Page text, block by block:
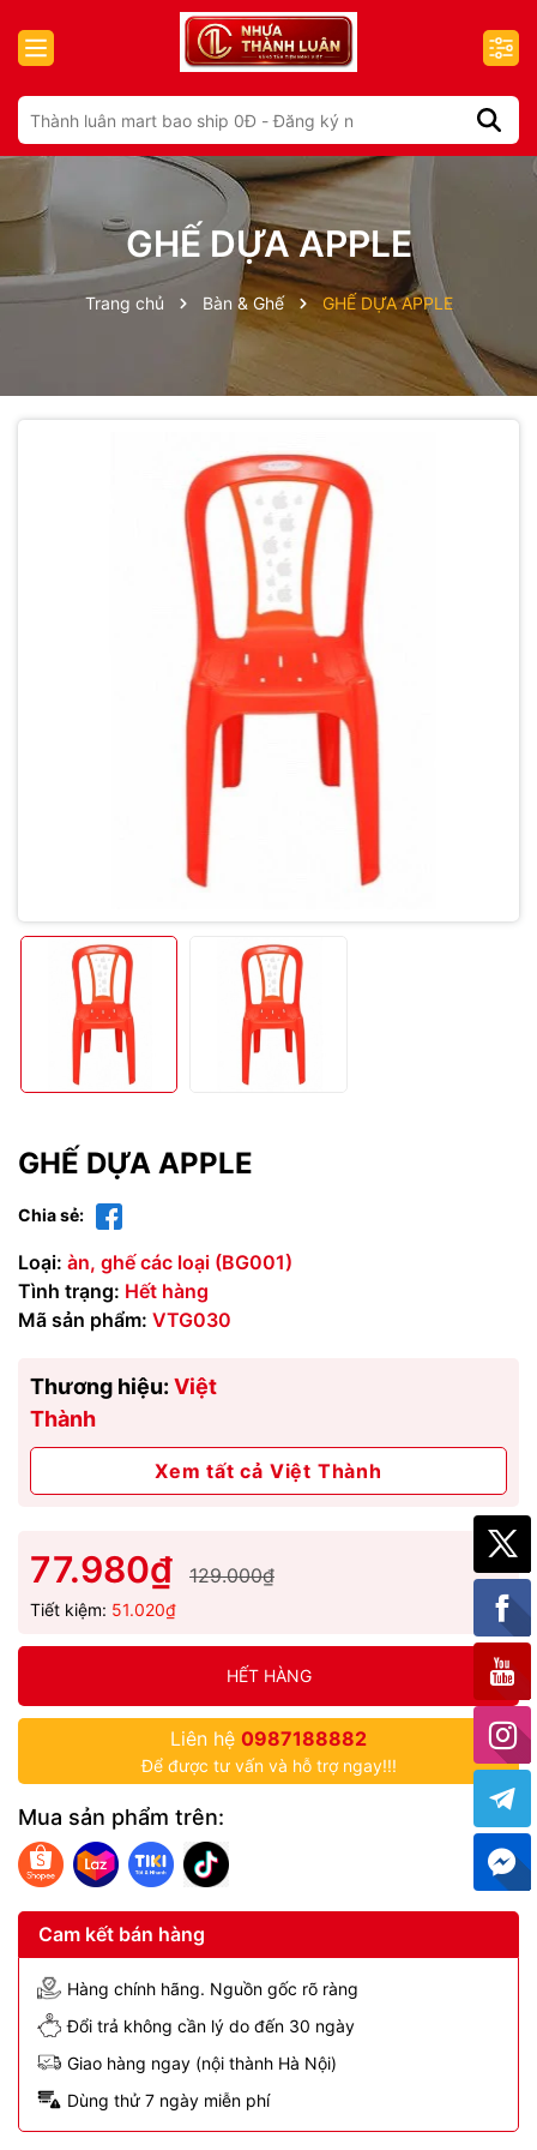
GHẾ DỰA APPLE
Trang chủ Bàn & Ghế GHẾ DỰA APPLE
GHẾ DỰA APPLE
Chia sẻ:
Loại: àn, ghế các loại (BG001)
Tình trạng: Hết hàng
Mã sản phẩm: VTG030
Thương hiệu: Việt
Thành
Xem tất cả Việt Thành
77.980₫ 129.000₫
Tiết kiệm: 51.020₫
HẾT HÀNG
Liên hệ 0987188882
Để được tư vấn và hỗ trợ ngay!!!
Mua sản phẩm trên:
Cam kết bán hàng
Hàng chính hãng. Nguồn gốc rõ ràng
Đổi trả không cần lý do đến 30 ngày
Giao hàng ngay (nội thành Hà Nội)
Dùng thử 7 ngày miễn phí